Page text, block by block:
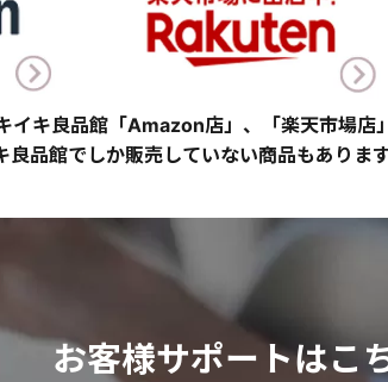
イキ良品館「Amazon店」、「楽天市場
品館でしか販売していない商品もあります
お客様サポートはこ